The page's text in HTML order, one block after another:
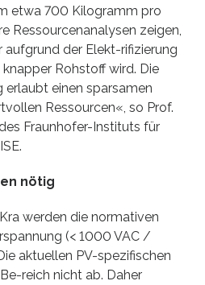
etwa 700 Kilogramm pro
Ressourcenanalysen zeigen,
der Elekt-rifizierung
Rohstoff wird. Die
erlaubt einen sparsamen
Ressourcen«, so Prof.
Fraunhofer-Instituts für
nötig
werden die normativen
(< 1000 VAC /
aktuellen PV-spezifischen
reich nicht ab. Daher